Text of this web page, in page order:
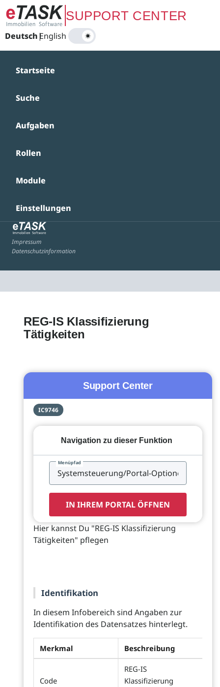
Zum Hauptinhalt springenSUPPORT CENTER
Deutsch|
English
Startseite
Suche
Aufgaben
Rollen
Module
Einstellungen
Impressum
Datenschutzinformation
REG-IS Klassifizierung
Tätigkeiten
Support Center
IC9746
Navigation zu dieser Funktion
Menüpfad
IN IHREM PORTAL ÖFFNEN
Hier kannst Du "REG-IS Klassifizierung
Tätigkeiten" pflegen
Identifikation
In diesem Infobereich sind Angaben zur
Identifikation des Datensatzes hinterlegt.
Merkmal Beschreibung
Code
REG-IS
Klassifizierung